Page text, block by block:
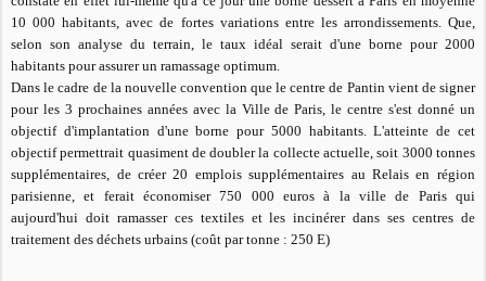
10 000 habitants, avec de fortes variations entre les arrondissements. Que,
selon son analyse du terrain, le taux idéal serait d'une borne pour 2000
habitants pour assurer un ramassage optimum.
Dans le cadre de la nouvelle convention que le centre de Pantin vient de signer
pour les 3 prochaines années avec la Ville de Paris, le centre s'est donné un
objectif d'implantation d'une borne pour 5000 habitants. L'atteinte de cet
objectif permettrait quasiment de doubler la collecte actuelle, soit 3000 tonnes
supplémentaires, de créer 20 emplois supplémentaires au Relais en région
parisienne, et ferait économiser 750 000 euros à la ville de Paris qui
aujourd'hui doit ramasser ces textiles et les incinérer dans ses centres de
traitement des déchets urbains (coût par tonne : 250 E)